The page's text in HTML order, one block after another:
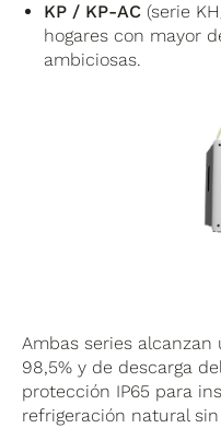
KP / KP-AC (serie
hogares con mayor
ambiciosas.
Ambas series
98,5% y de descarga
protección IP65 para
refrigeración natural